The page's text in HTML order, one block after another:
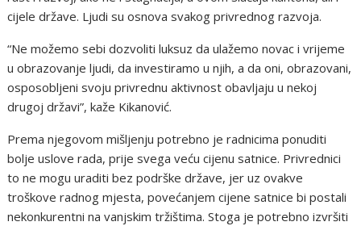
cijele države. Ljudi su osnova svakog privrednog razvoja.
“Ne možemo sebi dozvoliti luksuz da ulažemo novac i vrijeme
u obrazovanje ljudi, da investiramo u njih, a da oni, obrazovani,
osposobljeni svoju privrednu aktivnost obavljaju u nekoj
drugoj državi”, kaže Kikanović.
Prema njegovom mišljenju potrebno je radnicima ponuditi
bolje uslove rada, prije svega veću cijenu satnice. Privrednici
to ne mogu uraditi bez podrške države, jer uz ovakve
troškove radnog mjesta, povećanjem cijene satnice bi postali
nekonkurentni na vanjskim tržištima. Stoga je potrebno izvršiti